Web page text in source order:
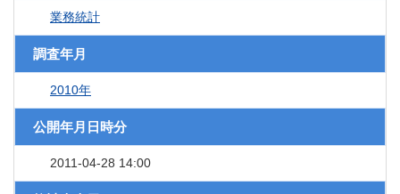
業務統計
調査年月
2010年
公開年月日時分
2011-04-28 14:00